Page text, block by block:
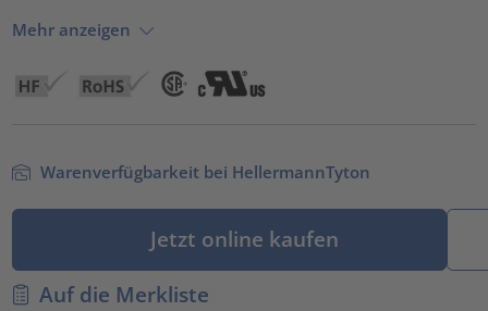
Mehr anzeigen
Warenverfügbarkeit bei HellermannTyton
Jetzt online kaufen
Auf die Merkliste